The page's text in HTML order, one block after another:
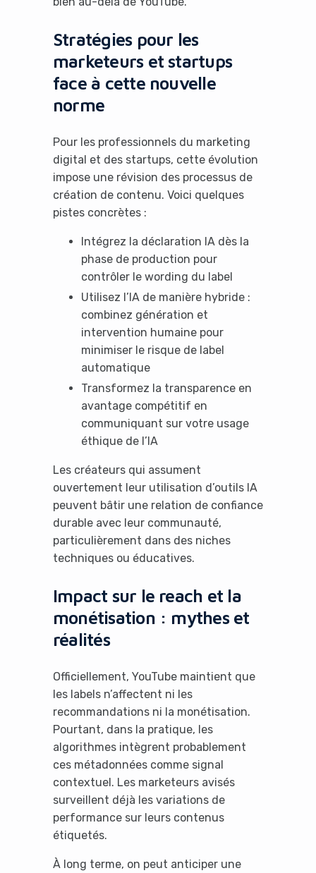
Stratégies pour les
marketeurs et startups
face à cette nouvelle
norme
Pour les professionnels du marketing
digital et des startups, cette évolution
impose une révision des processus de
création de contenu. Voici quelques
pistes concrètes :
Intégrez la déclaration IA dès la
phase de production pour
contrôler le wording du label
Utilisez l’IA de manière hybride :
combinez génération et
intervention humaine pour
minimiser le risque de label
automatique
Transformez la transparence en
avantage compétitif en
communiquant sur votre usage
éthique de l’IA
Les créateurs qui assument
ouvertement leur utilisation d’outils IA
peuvent bâtir une relation de confiance
durable avec leur communauté,
particulièrement dans des niches
techniques ou éducatives.
Impact sur le reach et la
monétisation : mythes et
réalités
Officiellement, YouTube maintient que
les labels n’affectent ni les
recommandations ni la monétisation.
Pourtant, dans la pratique, les
algorithmes intègrent probablement
ces métadonnées comme signal
contextuel. Les marketeurs avisés
surveillent déjà les variations de
performance sur leurs contenus
étiquetés.
À long terme, on peut anticiper une